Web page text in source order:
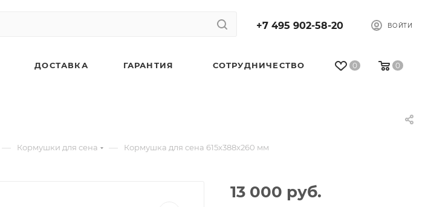
+7 495 902-58-20 ВОЙТИ
0 0
ДОСТАВКА ГАРАНТИЯ СОТРУДНИЧЕСТВО
— Кормушки для сена — Кормушка для сена 615x388x260 мм
13 000 руб.